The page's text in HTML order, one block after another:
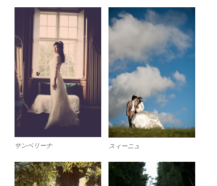
サンベリーナ スィーニュ